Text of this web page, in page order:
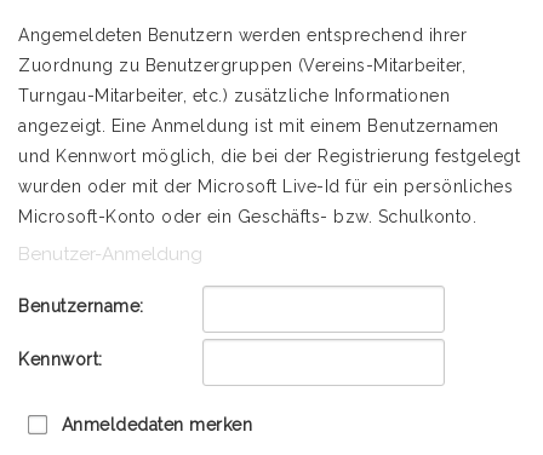
Angemeldeten Benutzern werden entsprechend ihrer
Zuordnung zu Benutzergruppen (Vereins-Mitarbeiter,
Turngau-Mitarbeiter, etc.) zusätzliche Informationen
angezeigt. Eine Anmeldung ist mit einem Benutzernamen
und Kennwort möglich, die bei der Registrierung festgelegt
wurden oder mit der Microsoft Live-Id für ein persönliches
Microsoft-Konto oder ein Geschäfts- bzw. Schulkonto.
Benutzer-Anmeldung
Benutzername:
Kennwort:
Anmeldedaten merken